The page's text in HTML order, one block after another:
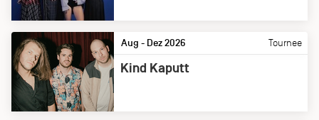
Tournee
Aug - Dez 2026
Kind Kaputt